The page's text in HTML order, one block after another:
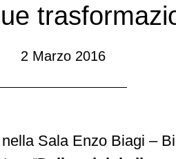
2 Marzo 2016
nella Sala Enzo Biagi –